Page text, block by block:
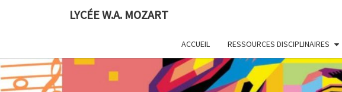
LYCÉE W.A. MOZART
ACCUEIL RESSOURCES DISCIPLINAIRES